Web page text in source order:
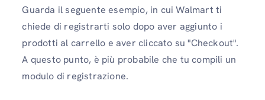
Guarda il seguente esempio, in cui Walmart ti
chiede di registrarti solo dopo aver aggiunto i
prodotti al carrello e aver cliccato su "Checkout".
A questo punto, è più probabile che tu compili un
modulo di registrazione.